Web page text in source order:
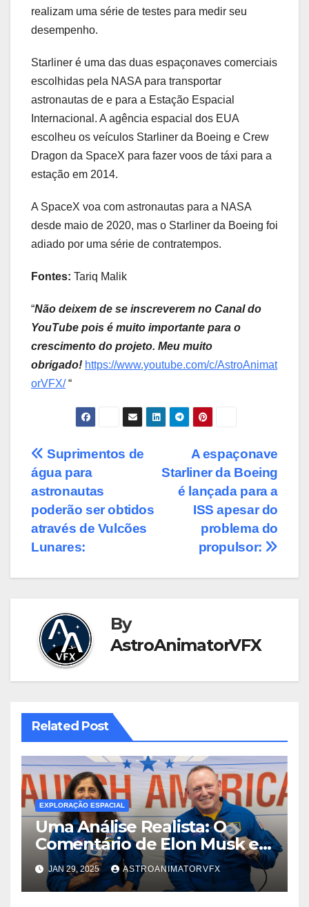
realizam uma série de testes para medir seu
desempenho.
Starliner é uma das duas espaçonaves comerciais
escolhidas pela NASA para transportar
astronautas de e para a Estação Espacial
Internacional. A agência espacial dos EUA
escolheu os veículos Starliner da Boeing e Crew
Dragon da SpaceX para fazer voos de táxi para a
estação em 2014.
A SpaceX voa com astronautas para a NASA
desde maio de 2020, mas o Starliner da Boeing foi
adiado por uma série de contratempos.
Fontes: Tariq Malik
“Não deixem de se inscreverem no Canal do
YouTube pois é muito importante para o
crescimento do projeto. Meu muito
obrigado! https://www.youtube.com/c/AstroAnimat
orVFX/“
Post
navigation
A espaçonave
Starliner da Boeing
é lançada para a
ISS apesar do
problema do
propulsor:
Suprimentos de
água para
astronautas
poderão ser obtidos
através de Vulcões
Lunares:
By
AstroAnimatorVFX
Related Post
EXPLORAÇÃO ESPACIAL
Uma Análise Realista: O
Comentário de Elon Musk e a
Verdadeira Dinâmica das
Trocas de Tripulação no Voo
Espacial
JAN 29, 2025 ASTROANIMATORVFX